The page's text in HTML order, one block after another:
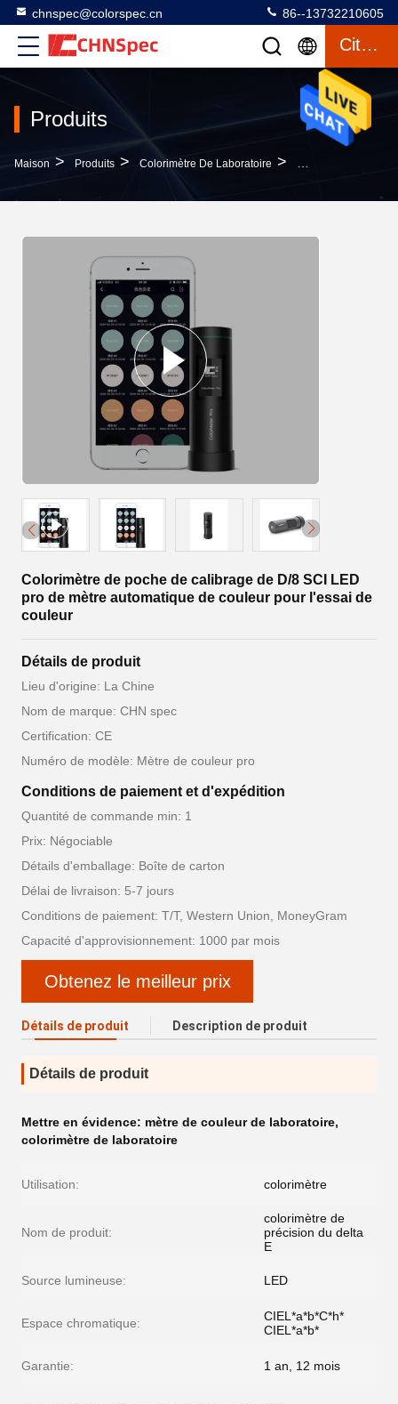
chnspec@colorspec.cn 86--13732210605
Citation
Produits
Maison > Produits > Colorimètre De Laboratoire > Colorimètre De
Colorimètre de poche de calibrage de D/8 SCI LED
pro de mètre automatique de couleur pour l'essai de
couleur
Détails de produit
Lieu d'origine: La Chine
Nom de marque: CHN spec
Certification: CE
Numéro de modèle: Mètre de couleur pro
Conditions de paiement et d'expédition
Quantité de commande min: 1
Prix: Négociable
Détails d'emballage: Boîte de carton
Délai de livraison: 5-7 jours
Conditions de paiement: T/T, Western Union, MoneyGram
Capacité d'approvisionnement: 1000 par mois
Obtenez le meilleur prix
Détails de produit Description de produit
Détails de produit
Mettre en évidence: mètre de couleur de laboratoire,
colorimètre de laboratoire
Utilisation: colorimètre
Nom de produit:
colorimètre de
précision du delta
E
Source lumineuse: LED
Espace chromatique:
CIEL*a*b*C*h*
CIEL*a*b*
Garantie: 1 an, 12 mois